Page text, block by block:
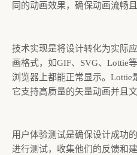
同的动画效果，确保动画流畅
技术实现是将设计转化为实际
画格式，如GIF、SVG、Lottie
浏览器上都能正常显示。Lottie
它支持高质量的矢量动画并且
用户体验测试是确保设计成功
进行测试，收集他们的反馈和